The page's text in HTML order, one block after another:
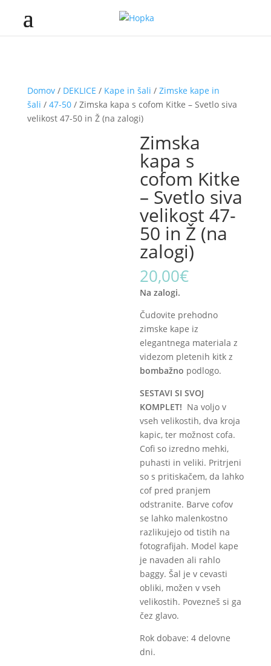
Domov/ DEKLICE / Kape in šali / Zimske kape in
šali / 47-50/ Zimska kapa s cofom Kitke – Svetlo siva
velikost 47-50 in Ž (na zalogi)
Zimska
kapa s
cofom Kitke
– Svetlo siva
velikost 47-
50 in Ž (na
zalogi)
20,00€
Na zalogi.
Čudovite prehodno
zimske kape iz
elegantnega materiala z
videzom pletenih kitk z
bombažno podlogo.
SESTAVI SI SVOJ
KOMPLET! Na voljo v
vseh velikostih, dva kroja
kapic, ter možnost cofa.
Cofi so izredno mehki,
puhasti in veliki. Pritrjeni
so s pritiskačem, da lahko
cof pred pranjem
odstranite. Barve cofov
se lahko malenkostno
razlikujejo od tistih na
fotografijah. Model kape
je navaden ali rahlo
baggy. Šal je v cevasti
obliki, možen v vseh
velikostih. Povezneš si ga
čez glavo.
Rok dobave: 4 delovne
dni.